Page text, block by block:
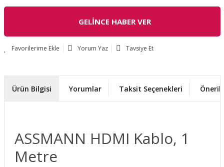
GELİNCE HABER VER
Yorum Yaz Tavsiye Et
Ürün Bilgisi Yorumlar Taksit Seçenekleri
ASSMANN HDMI Kablo, 1
Metre